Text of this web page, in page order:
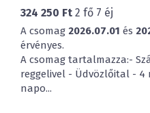
324 250 Ft 2 fő 7 éj
A csomag 2026.07.01 és
érvényes.
A csomag tartalmazza:-
reggelivel - Üdvözlőital - 4
napo...